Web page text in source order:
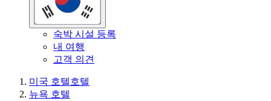
숙박 시설 등록
내 여행
고객 의견
미국 호텔호텔
뉴욕 호텔